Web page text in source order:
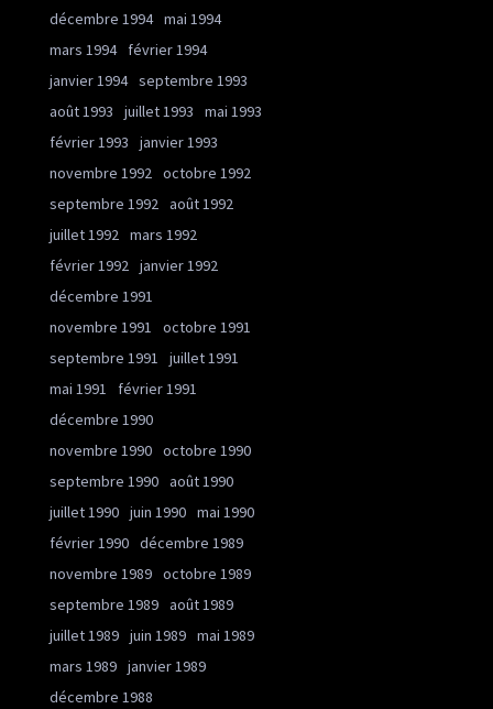
décembre 1994 mai 1994
mars 1994
février 1994
janvier 1994 septembre 1993
août 1993
juillet 1993
mai 1993
février 1993
janvier 1993
novembre 1992 octobre 1992
septembre 1992 août 1992
juillet 1992 mars 1992
février 1992 janvier 1992
décembre 1991
novembre 1991
octobre 1991
septembre 1991
juillet 1991
mai 1991
février 1991
décembre 1990
novembre 1990 octobre 1990
septembre 1990 août 1990
juillet 1990 juin 1990 mai 1990
février 1990 décembre 1989
novembre 1989 octobre 1989
septembre 1989 août 1989
juillet 1989 juin 1989 mai 1989
mars 1989 janvier 1989
décembre 1988